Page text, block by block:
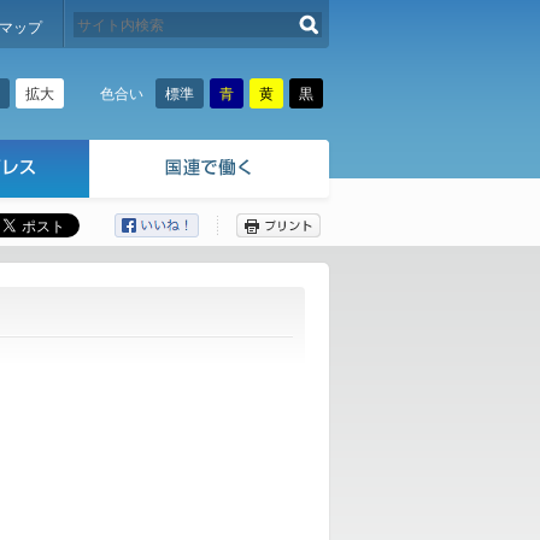
ップ
拡大 色合い 標準 青 黄 黒